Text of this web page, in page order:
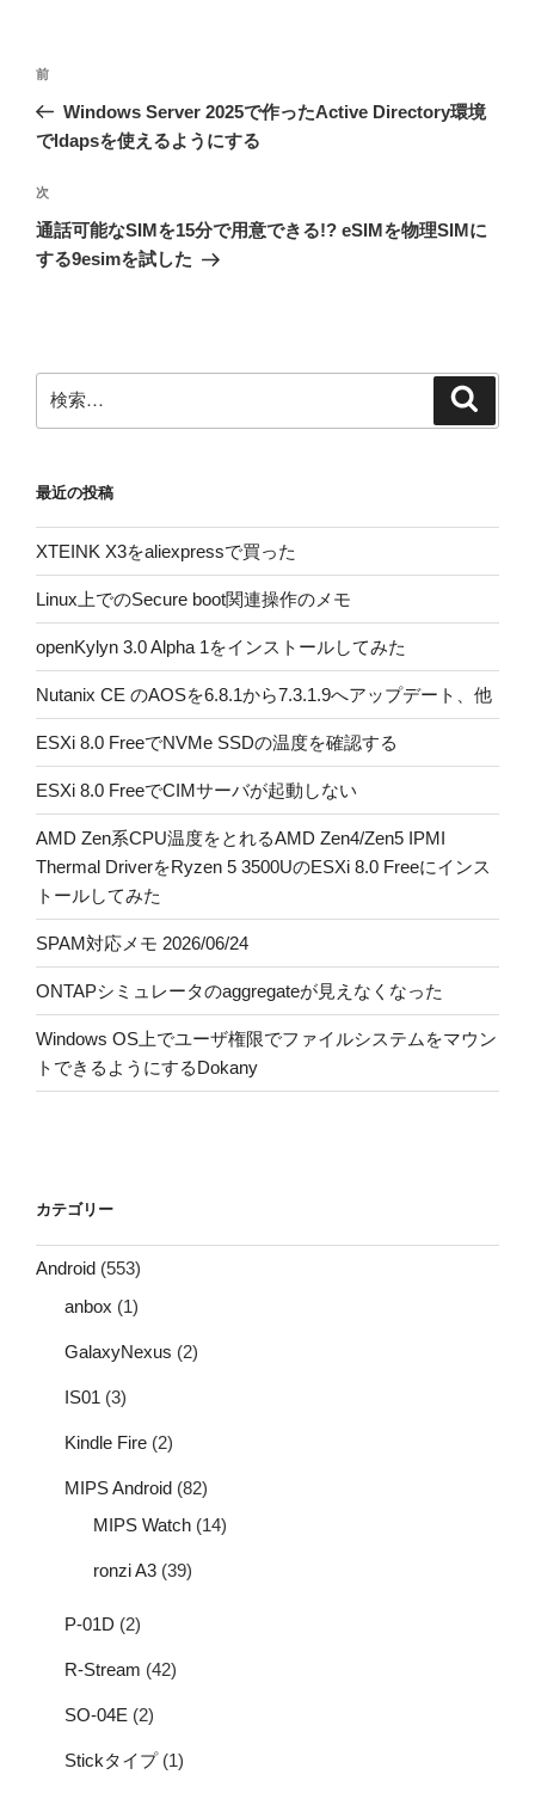
投
ナ
ゲ
ー
シ
前
の
投
前
Windows Server 2025で作ったActive Directory環境
でldapsを使えるようにする
次
の
投
次
通話可能なSIMを15分で用意できる!? eSIMを物理SIMに
する9esimを試した
索:
最近の投稿
XTEINK X3をaliexpressで買った
Linux上でのSecure boot関連操作のメモ
openKylyn 3.0 Alpha 1をインストールしてみた
Nutanix CE のAOSを6.8.1から7.3.1.9へアップデート、他
ESXi 8.0 FreeでNVMe SSDの温度を確認する
ESXi 8.0 FreeでCIMサーバが起動しない
AMD Zen系CPU温度をとれるAMD Zen4/Zen5 IPMI
Thermal DriverをRyzen 5 3500UのESXi 8.0 Freeにインス
トールしてみた
SPAM対応メモ 2026/06/24
ONTAPシミュレータのaggregateが見えなくなった
Windows OS上でユーザ権限でファイルシステムをマウン
トできるようにするDokany
カテゴリー
Android (553)
anbox (1)
GalaxyNexus (2)
IS01 (3)
Kindle Fire (2)
MIPS Android (82)
MIPS Watch (14)
ronzi A3 (39)
P-01D (2)
R-Stream (42)
SO-04E (2)
Stickタイプ(1)